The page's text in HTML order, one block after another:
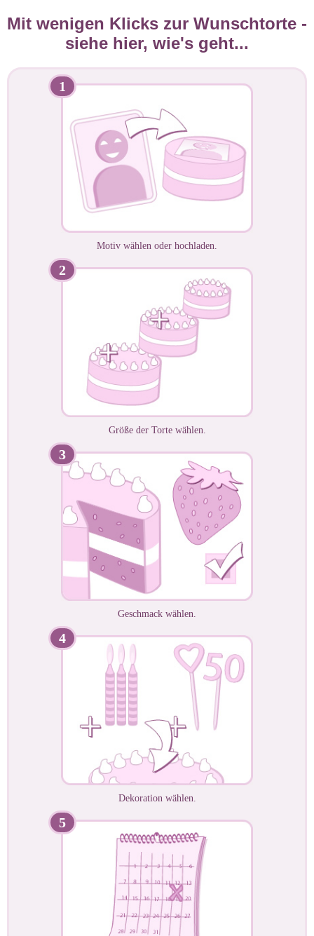
Mit wenigen Klicks zur Wunschtorte -
siehe hier, wie's geht...
1
Motiv wählen oder hochladen.
2
Größe der Torte wählen.
3
Geschmack wählen.
4
Dekoration wählen.
5